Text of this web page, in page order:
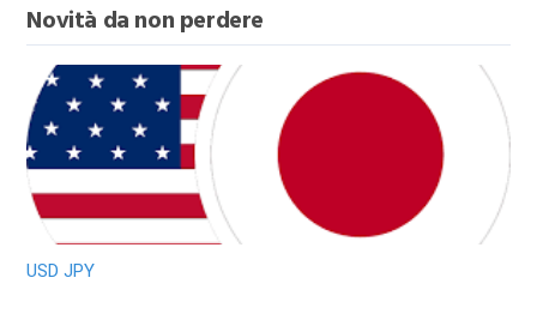
Novità da non perdere
USD JPY